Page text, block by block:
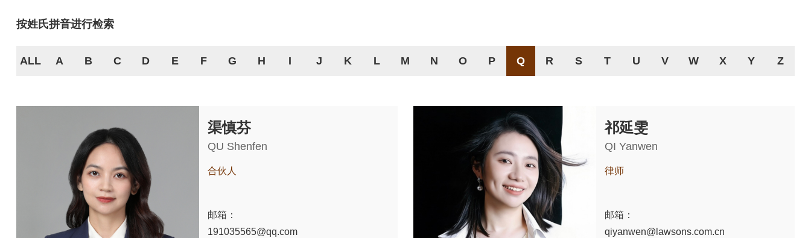
按姓氏拼音进行检索
ALL A B C D E F G H I J K L M N O P Q R S T U V W X Y Z
渠慎芬
QU Shenfen
合伙人
邮箱：
191035565@qq.com
祁延雯
QI Yanwen
律师
邮箱：
qiyanwen@lawsons.com.cn